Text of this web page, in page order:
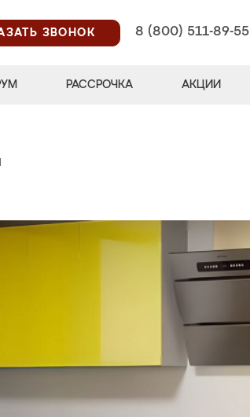
ЗВОНОК
8 (800) 511-89-55
РАССРОЧКА АКЦИИ